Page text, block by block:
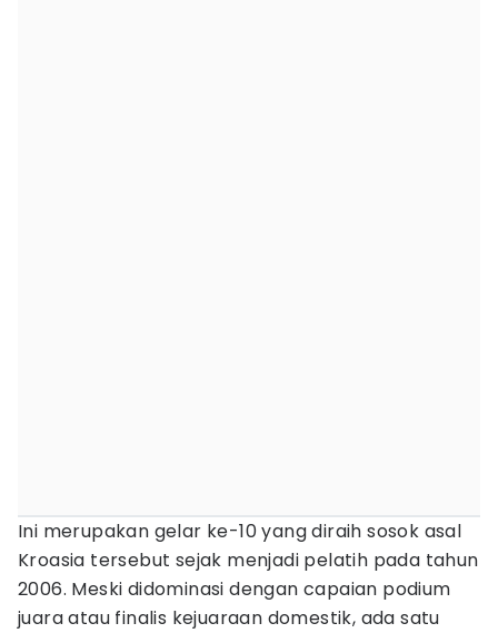
Ini merupakan gelar ke-10 yang diraih sosok asal
Kroasia tersebut sejak menjadi pelatih pada tahun
2006. Meski didominasi dengan capaian podium
juara atau finalis kejuaraan domestik, ada satu